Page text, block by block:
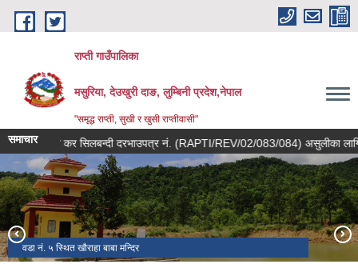
Skip to main content
राप्ती गाउँपालिका
मसुरिया, देउखुरी दाङ, लुम्बिनी प्रदेश,नेपाल
"समृद्ध राप्ती, सुखी र खुसी राप्तीवासी"
समाचार कर सिलबन्दी दरभाउपत्र नं. (RAPTI/REV/02/083/084) असुलीका लागि
धार्मिक तथा पर्यटन स्थल देवीकोट ।
वडा नं. ५ स्थित खौराहा बाबा मन्दिर
कर्मचारी परिवार
राप्तीका युवाहरु
सामाजिक सञ्जाल ।
राप्तीका नारीहरू
राप्ती गाउँपालिका -९ मा रहेको तोरे दह।
राप्ती -०१ पाखापानी गाउँ
राप्ती गाउँपालिकाको दाेस्राे गाउँसभा तथा हिउँदे अधिवेशन २०८१/१०/२५ को झलक ।
सिसहनिया आधारभुत अस्पताल